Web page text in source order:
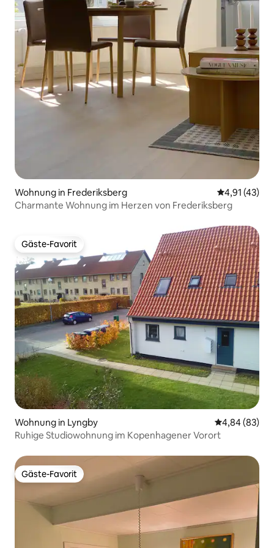
Wohnung in Frederiksberg
4,91 (43)
Charmante Wohnung im Herzen von Frederiksberg
Gäste-Favorit
Gäste-Favorit
Wohnung in Lyngby
4,84 (83)
Ruhige Studiowohnung im Kopenhagener Vorort
Gäste-Favorit
Gäste-Favorit